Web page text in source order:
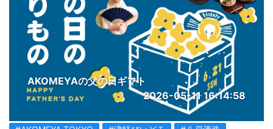
AKOMEYAの父の日ギフト
2026-05-11 16:14:58